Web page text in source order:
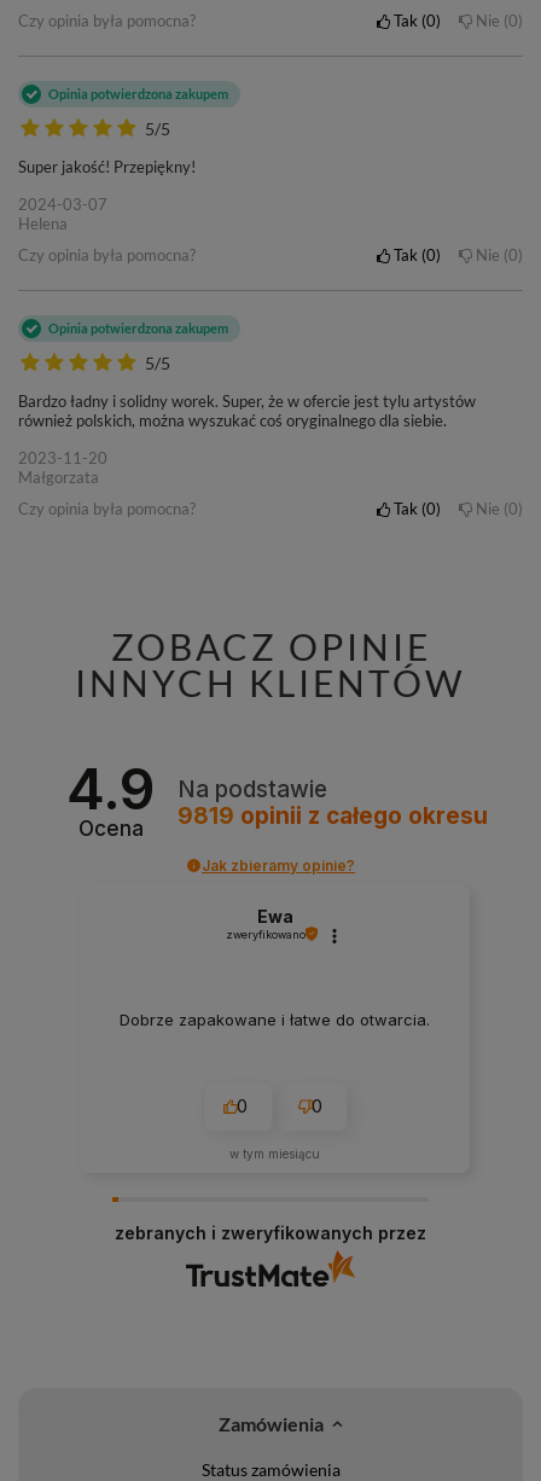
Czy opinia była pomocna?
Tak 0 Nie 0
5/5
Opinia potwierdzona zakupem
Super jakość! Przepiękny!
2024-03-07
Helena
Czy opinia była pomocna?
Tak 0 Nie 0
5/5
Opinia potwierdzona zakupem
Bardzo ładny i solidny worek. Super, że w ofercie jest tylu artystów
również polskich, można wyszukać coś oryginalnego dla siebie.
2023-11-20
Małgorzata
Czy opinia była pomocna?
Tak 0 Nie 0
ZOBACZ OPINIE
INNYCH KLIENTÓW
4.9
Ocena
Na podstawie
9819 opinii z całego okresu
Jak zbieramy opinie?
Ewa
zweryfikowano
Dobrze zapakowane i łatwe do otwarcia.
0 0
w tym miesiącu
zebranych i zweryfikowanych przez
Zamówienia
Status zamówienia